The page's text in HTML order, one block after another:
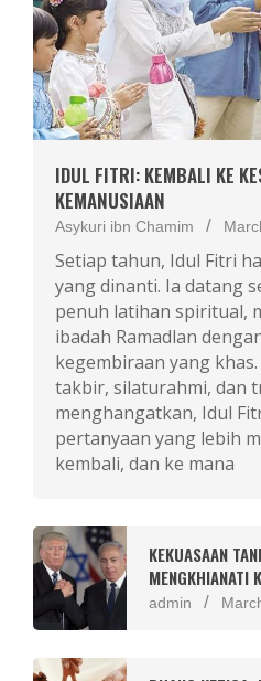
IDUL FITRI: KEMBALI KE
KEMANUSIAAN
Asykuri ibn Chamim
Setiap tahun, Idul Fitri
yang dinanti. Ia datang
penuh latihan spiritual,
ibadah Ramadlan
kegembiraan yang
takbir, silaturahmi, dan
menghangatkan, Idul
pertanyaan yang lebih
kembali, dan ke mana
KEKUASAAN
MENGKHIANATI
admin